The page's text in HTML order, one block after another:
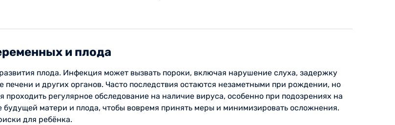
и плода
плода. Инфекция может вызвать пороки, включая нарушение слуха, задержку
и других органов. Часто последствия остаются незаметными при рождении, но
регулярное обследование на наличие вируса, особенно при подозрениях на
матери и плода, чтобы вовремя принять меры и минимизировать осложнения.
для ребёнка.